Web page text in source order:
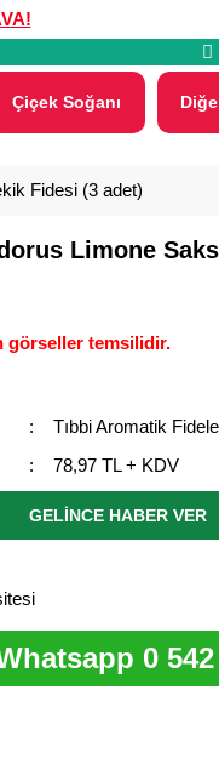
Çiçek Soğanı
Fidesi (3 adet)
Limone
görseller temsilidir.
Tıbbi Aromatik
78,97 TL + KDV
GELİNCE HABER VER
0 542